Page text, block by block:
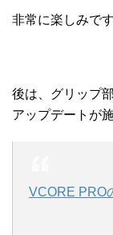
非常に楽しみです
後は、グリップ
アップデートが
VCORE PRO